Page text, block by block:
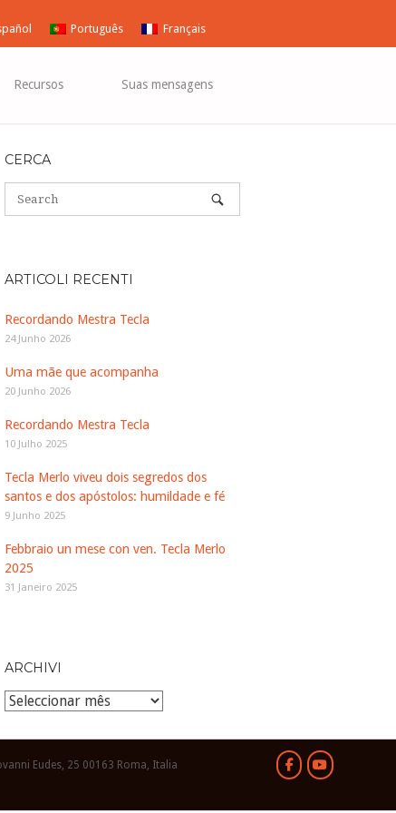
Português Français
Recursos Suas mensagens
CERCA
ARTICOLI RECENTI
Recordando Mestra Tecla
24 Junho 2026
Uma mãe que acompanha
20 Junho 2026
Recordando Mestra Tecla
10 Julho 2025
Tecla Merlo viveu dois segredos dos
santos e dos apóstolos: humildade e fé
9 Junho 2025
Febbraio un mese con ven. Tecla Merlo
2025
31 Janeiro 2025
ARCHIVI
Archivi
Eudes, 25 00163 Roma, Italia